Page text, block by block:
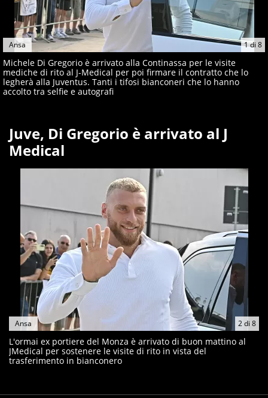
1di 8
Ansa
Michele Di Gregorio è arrivato alla Continassa per le visite
mediche di rito al J-Medical per poi firmare il contratto che lo
legherà alla Juventus. Tanti i tifosi bianconeri che lo hanno
accolto tra selfie e autografi
Juve, Di Gregorio è arrivato al J
Medical
2di 8
Ansa
L'ormai ex portiere del Monza è arrivato di buon mattino al
JMedical per sostenere le visite di rito in vista del
trasferimento in bianconero